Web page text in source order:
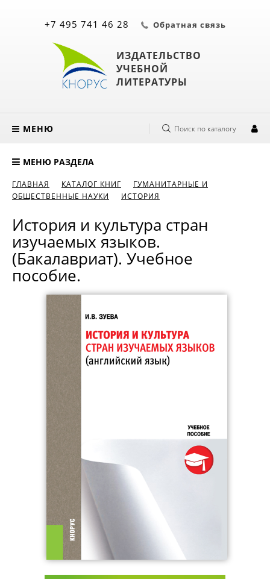
ИЗДАТЕЛЬСТВО
УЧЕБНОЙ
ЛИТЕРАТУРЫ
+7 495 741 46 28 Обратная связь
МЕНЮ Поиск по каталогу
МЕНЮ РАЗДЕЛА
ГЛАВНАЯ КАТАЛОГ КНИГ
ГУМАНИТАРНЫЕ И
ОБЩЕСТВЕННЫЕ НАУКИ
ИСТОРИЯ
История и культура стран
изучаемых языков.
(Бакалавриат). Учебное
пособие.